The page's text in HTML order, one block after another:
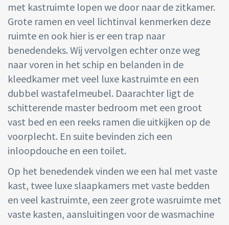
met kastruimte lopen we door naar de zitkamer.
Grote ramen en veel lichtinval kenmerken deze
ruimte en ook hier is er een trap naar
benedendeks. Wij vervolgen echter onze weg
naar voren in het schip en belanden in de
kleedkamer met veel luxe kastruimte en een
dubbel wastafelmeubel. Daarachter ligt de
schitterende master bedroom met een groot
vast bed en een reeks ramen die uitkijken op de
voorplecht. En suite bevinden zich een
inloopdouche en een toilet.
Op het benedendek vinden we een hal met vaste
kast, twee luxe slaapkamers met vaste bedden
en veel kastruimte, een zeer grote wasruimte met
vaste kasten, aansluitingen voor de wasmachine